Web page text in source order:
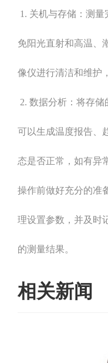
1. 关机与存储：测
免阳光直射和高温、
像仪进行清洁和维护
2. 数据分析：将存
可以生成温度报告、
态是否正常，如有异
操作前做好充分的准
理设置参数，并及时
的测量结果。
相关新闻